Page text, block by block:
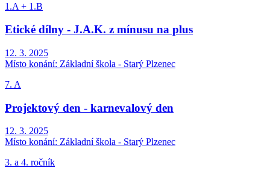
1.A + 1.B
Etické dílny - J.A.K. z mínusu na plus
12. 3. 2025
Místo konání: Základní škola - Starý Plzenec
7. A
Projektový den - karnevalový den
12. 3. 2025
Místo konání: Základní škola - Starý Plzenec
3. a 4. ročník